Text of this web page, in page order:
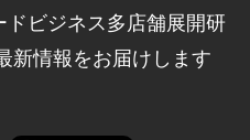
ドビジネス多店舗展開研
新情報をお届けします